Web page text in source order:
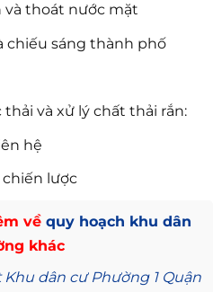
và thoát nước mặt
chiếu sáng thành phố
và xử lý chất thải rắn:
hệ
lược
về quy hoạch khu dân
khác
dân cư Phường 1 Quận